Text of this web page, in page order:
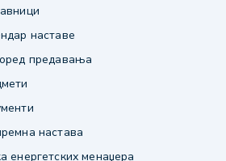
наставе
предавања
настава
енергетских менаџера